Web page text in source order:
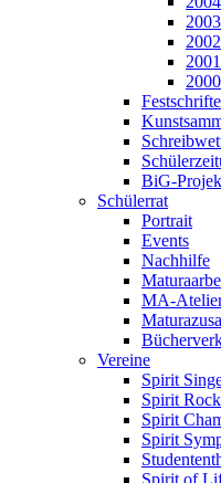
BiG-
Schülerrat
Portrait
Events
Nachhilfe
MA-
Vereine
Spirit
Spirit
Spirit
Spirit